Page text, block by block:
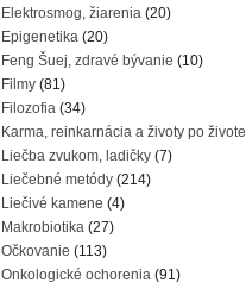
Elektrosmog, žiarenia (20)
Epigenetika (20)
Feng Šuej, zdravé bývanie (10)
Filmy (81)
Filozofia (34)
Karma, reinkarnácia a životy po živote
Liečba zvukom, ladičky (7)
Liečebné metódy (214)
Liečivé kamene (4)
Makrobiotika (27)
Očkovanie (113)
Onkologické ochorenia (91)